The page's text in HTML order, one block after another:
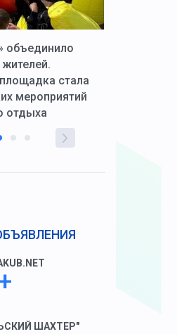
объединило
стала
мероприятий
отдыха
ШАХТЕР"